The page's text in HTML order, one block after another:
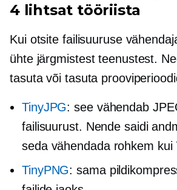
4 lihtsat tööriista
Kui otsite failisuuruse
ühte järgmistest teenustest.
tasuta või tasuta
TinyJPG: see vähendab
failisuurust. Nende saidi
seda vähendada rohkem kui
TinyPNG: sama